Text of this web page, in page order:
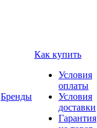
Бренды
Как купить
Условия
оплаты
Условия
доставки
Гарантия